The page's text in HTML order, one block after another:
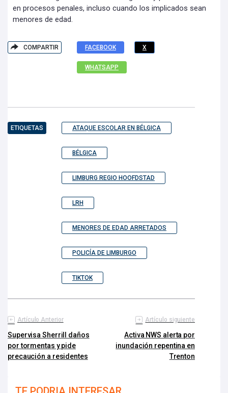
en procesos penales, incluso cuando los implicados sean
menores de edad.
COMPARTIR FACEBOOK X
WHATSAPP
ETIQUETAS ATAQUE ESCOLAR EN BÉLGICA
BÉLGICA
LIMBURG REGIO HOOFDSTAD
LRH
MENORES DE EDAD ARRETADOS
POLICÍA DE LIMBURGO
TIKTOK
Artículo Anterior
Supervisa Sherrill daños
por tormentas y pide
precaución a residentes
Artículo siguiente
Activa NWS alerta por
inundación repentina en
Trenton